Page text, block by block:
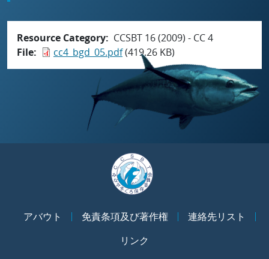
Resource Category
CCSBT 16 (2009) - CC 4
File
cc4_bgd_05.pdf(419.26 KB)
アバウト 免責条項及び著作権
連絡先リスト
リンク